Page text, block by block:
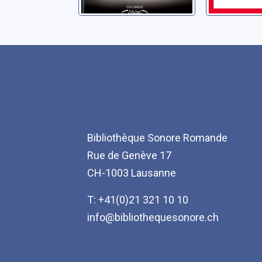
Bibliothèque Sonore Romande
Rue de Genève 17
CH-1003 Lausanne
T: +41(0)21 321 10 10
info@bibliothequesonore.ch